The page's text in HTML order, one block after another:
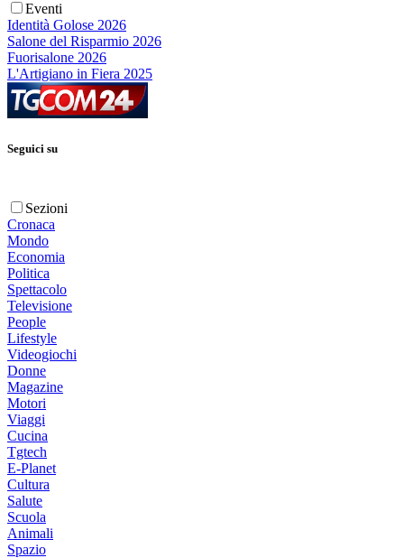
Eventi
Identità Golose 2026
Salone del Risparmio 2026
Fuorisalone 2026
L'Artigiano in Fiera 2025
Seguici su
Sezioni
Cronaca
Mondo
Economia
Politica
Spettacolo
Televisione
People
Lifestyle
Videogiochi
Donne
Magazine
Motori
Viaggi
Cucina
Tgtech
E-Planet
Cultura
Salute
Scuola
Animali
Spazio